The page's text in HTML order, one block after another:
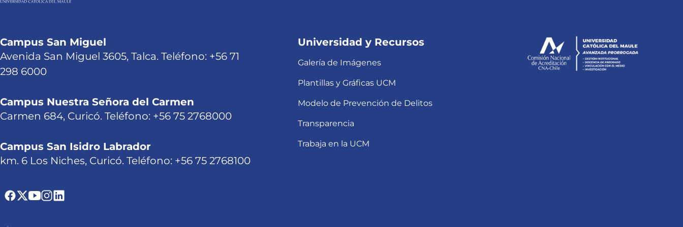
Campus San Miguel
Avenida San Miguel 3605, Talca. Teléfono: +56 71
298 6000
Campus Nuestra Señora del Carmen
Carmen 684, Curicó. Teléfono: +56 75 2768000
Campus San Isidro Labrador
km. 6 Los Niches, Curicó. Teléfono: +56 75 2768100
Universidad y Recursos
Galería de Imágenes
Plantillas y Gráficas UCM
Modelo de Prevención de Delitos
Transparencia
Trabaja en la UCM